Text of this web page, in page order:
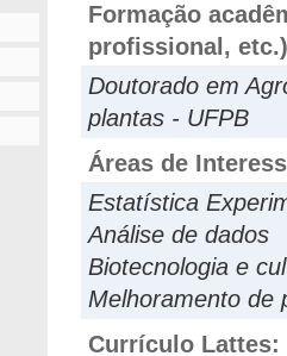
Formação
profissional, etc.)
Doutorado em
plantas - UFPB
Áreas de
Estatística
Análise de dados
Biotecnologia e
Melhoramento de
Currículo Lattes: